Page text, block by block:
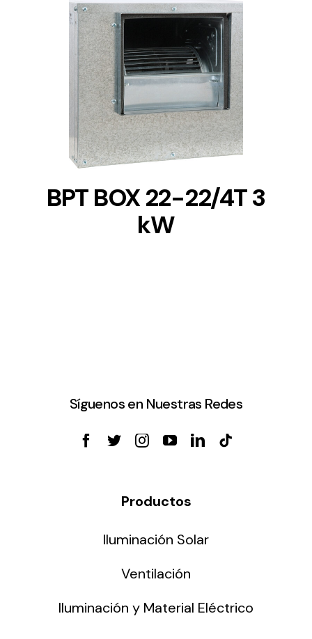
DETAILS
BPT BOX 22-22/4T 3
kW
Síguenos en Nuestras Redes
Productos
Iluminación Solar
Ventilación
Iluminación y Material Eléctrico